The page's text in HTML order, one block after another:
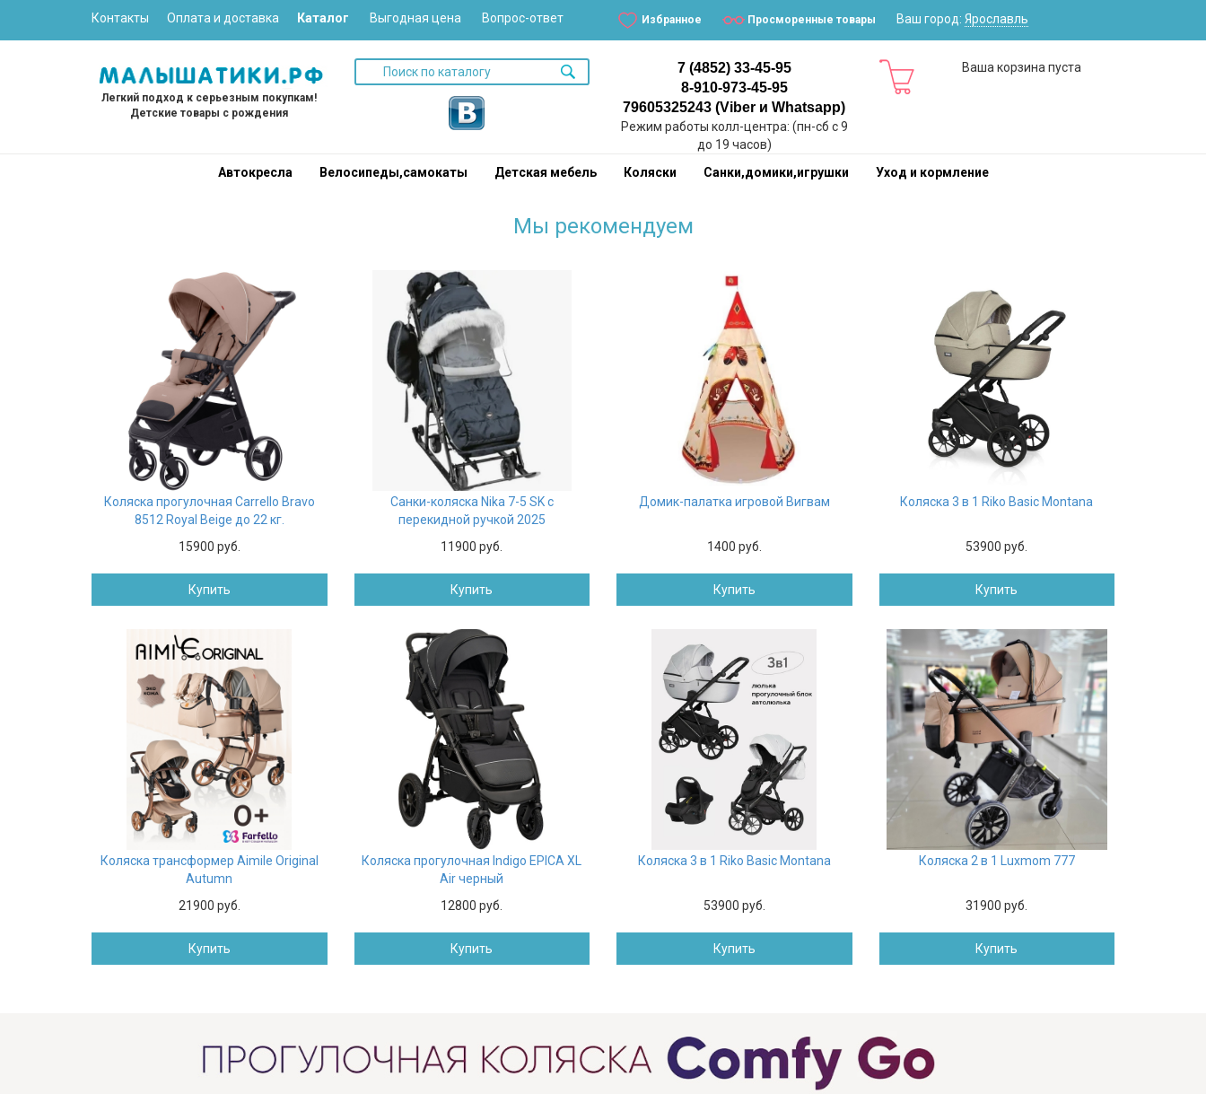
Контакты Оплата и доставка Каталог Выгодная цена Вопрос-ответ Избранное Просморенные товары Ваш город: Ярославль
Легкий подход к серьезным покупкам!
Детские товары с рождения
7 (4852) 33-45-95
8-910-973-45-95
79605325243 (Viber и Whatsapp)
Режим работы колл-центра: (пн-сб с 9
до 19 часов)
Ваша корзина пуста
Автокресла Велосипеды,самокаты Детская мебель Коляски Санки,домики,игрушки Уход и кормление
Мы рекомендуем
Коляска прогулочная Carrello Bravo
8512 Royal Beige до 22 кг.
15900 руб.
Купить
Санки-коляска Nika 7-5 SK с
перекидной ручкой 2025
11900 руб.
Купить
Домик-палатка игровой Вигвам
1400 руб.
Купить
Коляска 3 в 1 Riko Basic Montana
53900 руб.
Купить
Коляска трансформер Aimile Original
Autumn
21900 руб.
Купить
Коляска прогулочная Indigo EPICA XL
Air черный
12800 руб.
Купить
Коляска 3 в 1 Riko Basic Montana
53900 руб.
Купить
Коляска 2 в 1 Luxmom 777
31900 руб.
Купить